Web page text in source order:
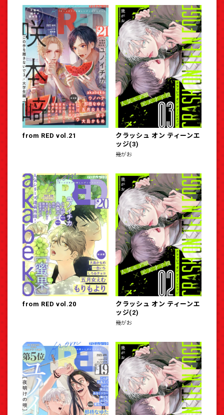
from RED vol.21
クラッシュ オン ティーンエ
ッジ(3)
幾がお
from RED vol.20
クラッシュ オン ティーンエ
ッジ(2)
幾がお